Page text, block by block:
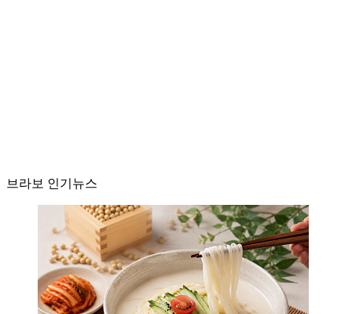
브라보 인기뉴스